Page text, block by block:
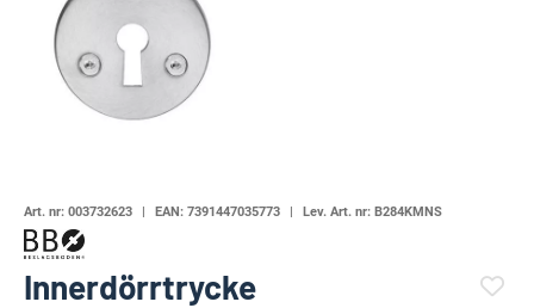
Art. nr: 003732623 EAN: 7391447035773 Lev. Art. nr: B284KMNS
Innerdörrtrycke